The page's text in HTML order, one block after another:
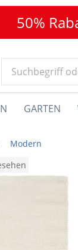
50%
GARTEN
Modern